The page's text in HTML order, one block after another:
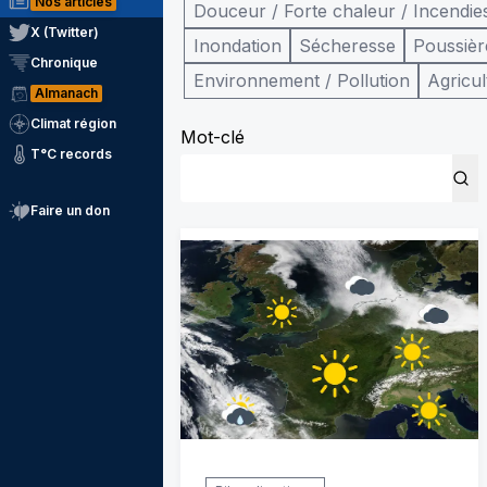
X (Twitter)
Chronique
Almanach
Climat région
T°C records
Faire un don
Douceur / Forte chaleur /
Inondation
Sécheresse
Environnement / Pollution
Mot-clé